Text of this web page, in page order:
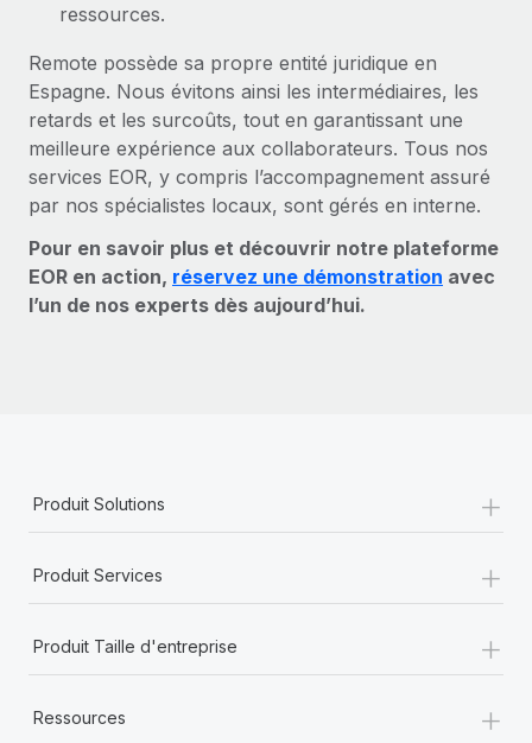
ressources.
Remote possède sa propre entité juridique en
Espagne. Nous évitons ainsi les intermédiaires, les
retards et les surcoûts, tout en garantissant une
meilleure expérience aux collaborateurs. Tous nos
services EOR, y compris l’accompagnement assuré
par nos spécialistes locaux, sont gérés en interne.
Pour en savoir plus et découvrir notre plateforme
EOR en action, réservez une démonstration avec
l’un de nos experts dès aujourd’hui.
Produit Solutions +
Produit Services +
Produit Taille d'entreprise +
Ressources +